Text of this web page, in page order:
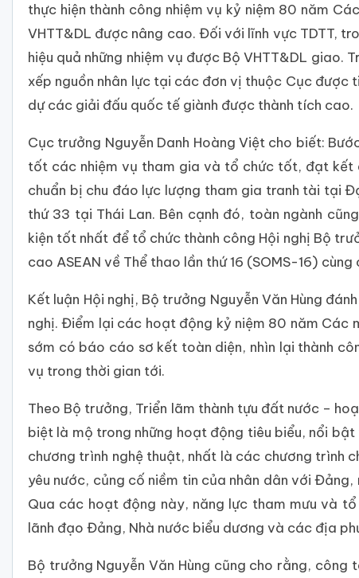
thực hiện thành công nhiệm vụ kỷ niệm 80 năm
VHTT&DL được nâng cao. Đối với lĩnh vực TDTT,
hiệu quả những nhiệm vụ được Bộ VHTT&DL
xếp nguồn nhân lực tại các đơn vị thuộc Cục được
dự các giải đấu quốc tế giành được thành tích cao.
Cục trưởng Nguyễn Danh Hoàng Việt cho biết:
tốt các nhiệm vụ tham gia và tổ chức tốt, đạt kết
chuẩn bị chu đáo lực lượng tham gia tranh tài tại
thứ 33 tại Thái Lan. Bên cạnh đó, toàn ngành
kiện tốt nhất để tổ chức thành công Hội nghị Bộ
cao ASEAN về Thể thao lần thứ 16 (SOMS-16)
Kết luận Hội nghị, Bộ trưởng Nguyễn Văn Hùng
nghị. Điểm lại các hoạt động kỷ niệm 80 năm Các
sớm có báo cáo sơ kết toàn diện, nhìn lại thành
vụ trong thời gian tới.
Theo Bộ trưởng, Triển lãm thành tựu đất nước –
biệt là mộ trong những hoạt động tiêu biểu, nổi
chương trình nghệ thuật, nhất là các chương trình
yêu nước, củng cố niềm tin của nhân dân với
Qua các hoạt động này, năng lực tham mưu và
lãnh đạo Đảng, Nhà nước biểu dương và các địa
Bộ trưởng Nguyễn Văn Hùng cũng cho rằng,